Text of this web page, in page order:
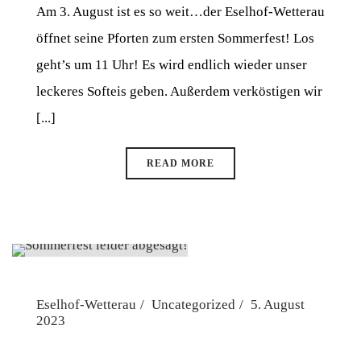
Am 3. August ist es so weit…der Eselhof-Wetterau
öffnet seine Pforten zum ersten Sommerfest! Los
geht’s um 11 Uhr! Es wird endlich wieder unser
leckeres Softeis geben. Außerdem verköstigen wir
[...]
READ MORE
Eselhof-Wetterau Uncategorized
5. August
2023